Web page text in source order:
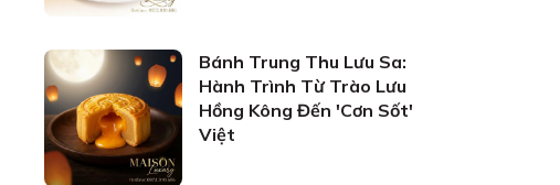
Bánh Trung Thu Lưu Sa:
Hành Trình Từ Trào Lưu
Hồng Kông Đến 'Cơn Sốt'
Việt